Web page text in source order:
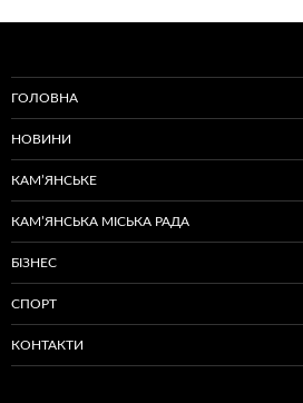
ГОЛОВНА
НОВИНИ
КАМ’ЯНСЬКЕ
КАМ’ЯНСЬКА МІСЬКА РАДА
БІЗНЕС
СПОРТ
КОНТАКТИ